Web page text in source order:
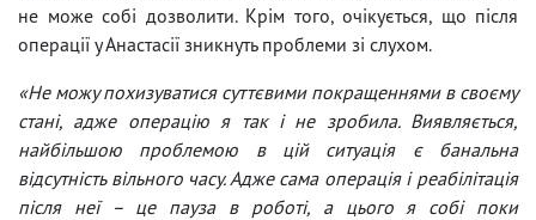
не може собі дозволити. Крім того, очікується, що після
операції у Анастасії зникнуть проблеми зі слухом.
«Не можу похизуватися суттєвими покращеннями в своєму
стані, адже операцію я так і не зробила. Виявляється,
найбільшою проблемою в цій ситуація є банальна
відсутність вільного часу. Адже сама операція і реабілітація
після неї – це пауза в роботі, а цього я собі поки